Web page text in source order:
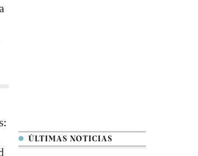
ÚLTIMAS NOTICIAS